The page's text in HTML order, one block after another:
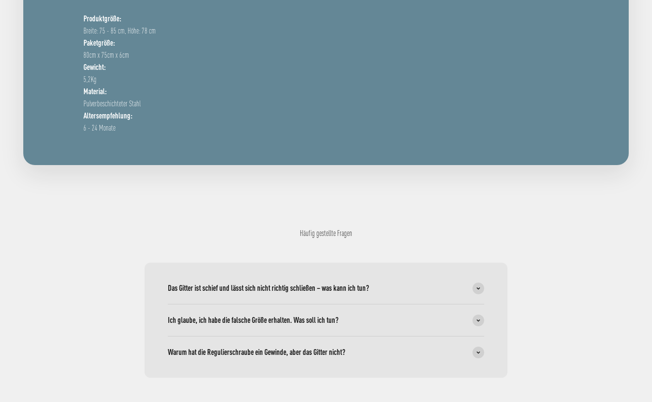
Produktgröße:
Breite: 75 - 85 cm, Höhe: 78 cm
Paketgröße:
80cm x 75cm x 6cm
Gewicht:
5,2Kg
Material:
Pulverbeschichteter Stahl
Altersempfehlung:
6 - 24 Monate
Häufig gestellte Fragen
Das Gitter ist schief und lässt sich nicht richtig schließen – was kann ich tun?
Ich glaube, ich habe die falsche Größe erhalten. Was soll ich tun?
Warum hat die Regulierschraube ein Gewinde, aber das Gitter nicht?